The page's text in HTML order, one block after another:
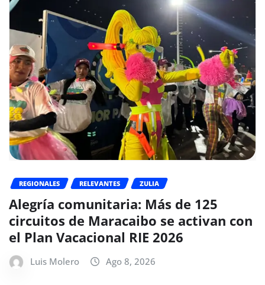
REGIONALES RELEVANTES ZULIA
Alegría comunitaria: Más de 125
circuitos de Maracaibo se activan con
el Plan Vacacional RIE 2026
Luis Molero Ago 8, 2026